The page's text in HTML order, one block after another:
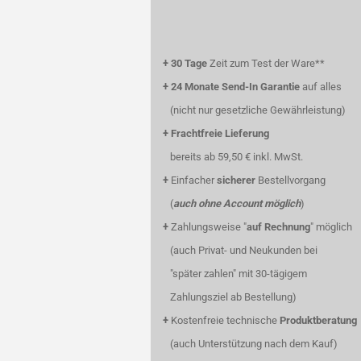
+ 30 Tage Zeit zum Test der Ware**
+ 24 Monate Send-In Garantie auf alles
(nicht nur gesetzliche Gewährleistung)
+ Frachtfreie Lieferung
bereits ab 59,50 € inkl. MwSt.
+ Einfacher sicherer Bestellvorgang
(auch ohne Account möglich)
+ Zahlungsweise "auf Rechnung" möglich
(auch Privat- und Neukunden bei
"später zahlen" mit 30-tägigem
Zahlungsziel ab Bestellung)
+ Kostenfreie technische Produktberatung
(auch Unterstützung nach dem Kauf)